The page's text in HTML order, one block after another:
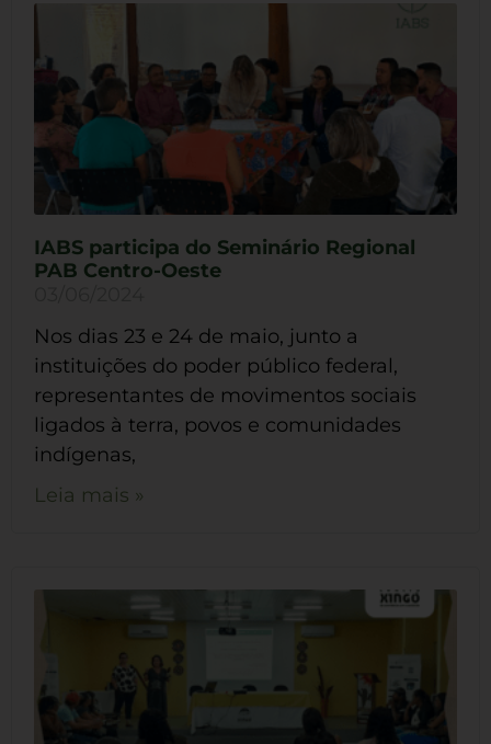
IABS participa do Seminário Regional
PAB Centro-Oeste
Nos dias 23 e 24 de maio, junto a
instituições do poder público federal,
representantes de movimentos sociais
ligados à terra, povos e comunidades
indígenas,
Leia mais »